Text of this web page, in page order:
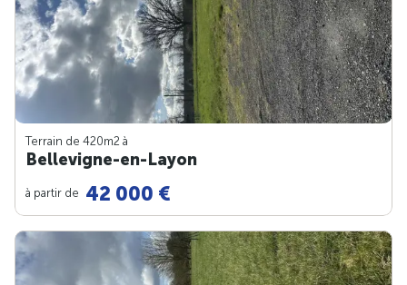
Terrain de 420m2 à
Bellevigne-en-Layon
à partir de 42 000 €